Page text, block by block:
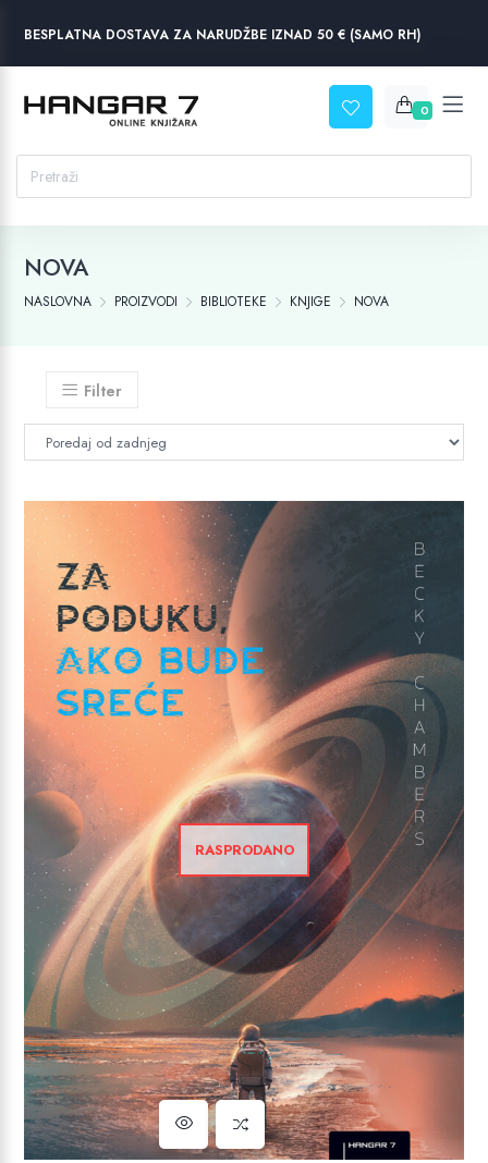
BESPLATNA DOSTAVA ZA NARUDŽBE IZNAD 50 € (SAMO RH)
0
NOVA
NASLOVNA PROIZVODI BIBLIOTEKE KNJIGE NOVA
Filter
RASPRODANO